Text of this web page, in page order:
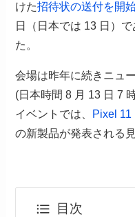
けた招待状の送付を開
日（日本では 13 日）
た。
会場は昨年に続きニュ
(日本時間 8 月 13 日 7
イベントでは、 Pixel 11
の新製品が発表される
目次